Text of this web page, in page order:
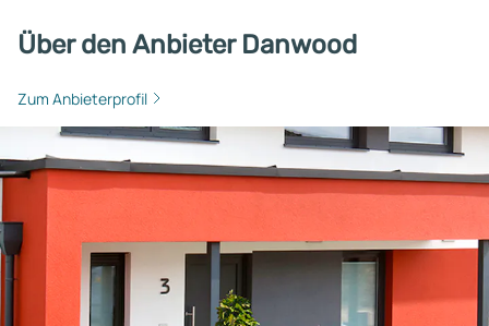
Über den Anbieter Danwood
Zum Anbieterprofil